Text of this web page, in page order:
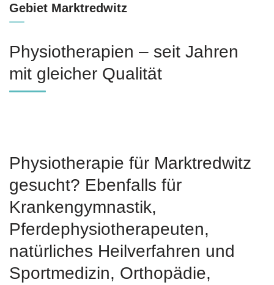
Gebiet Marktredwitz
Physiotherapien – seit Jahren
mit gleicher Qualität
Physiotherapie für Marktredwitz
gesucht? Ebenfalls für
Krankengymnastik,
Pferdephysiotherapeuten,
natürliches Heilverfahren und
Sportmedizin, Orthopädie,